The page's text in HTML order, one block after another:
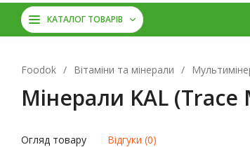
КАТАЛОГ ТОВАРІВ
Foodok / Вітаміни та мінерали /
Мінерали KAL
Огляд товару Відгуки (0)